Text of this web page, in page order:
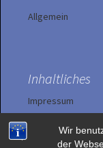
Wir
der
Allgemein
Inhaltliches
Impressum